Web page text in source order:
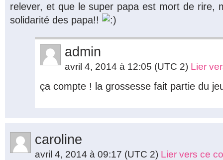
relever, et que le super papa est mort de rire,
solidarité des papa!!
admin
avril 4, 2014 à 12:05 (UTC 2) Lier
ça compte ! la grossesse fait partie du
caroline
avril 4, 2014 à 09:17 (UTC 2) Lier vers ce